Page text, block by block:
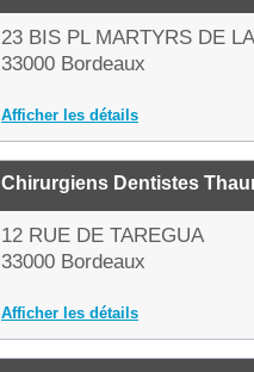
23 BIS PL MARTYRS DE
33000 Bordeaux
Afficher les détails
Chirurgiens Dentistes
12 RUE DE TAREGUA
33000 Bordeaux
Afficher les détails